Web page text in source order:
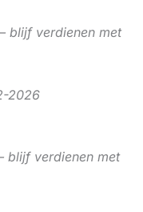
blijf verdienen met
2026
blijf verdienen met